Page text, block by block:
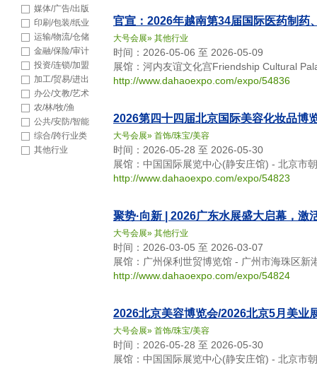
媒体/广告/出版
印刷/包装/纸业
运输/物流/仓储
金融/保险/审计
投资/连锁/加盟
加工/贸易/进出
口 办公/文教/艺术
农/林/牧/渔
公共/安防/智能
综合/跨行业类
其他行业
官宣：2026年越南第34届国际医药制药
大号会展» 其他行业
时间：2026-05-06 至 2026-05-09
展馆：河内友谊文化宫Friendship Cultural
http://www.dahaoexpo.com/expo/54836
2026第四十四届北京国际美容化妆品博
大号会展» 首饰/珠宝/美容
时间：2026-05-28 至 2026-05-30
展馆：中国国际展览中心(静安庄馆) - 北京市
http://www.dahaoexpo.com/expo/54823
聚势·向新 | 2026广东水展盛大启幕，激
大号会展» 其他行业
时间：2026-03-05 至 2026-03-07
展馆：广州保利世贸博览馆 - 广州市海珠区新
http://www.dahaoexpo.com/expo/54824
2026北京美容博览会/2026北京5月美业
大号会展» 首饰/珠宝/美容
时间：2026-05-28 至 2026-05-30
展馆：中国国际展览中心(静安庄馆) - 北京市